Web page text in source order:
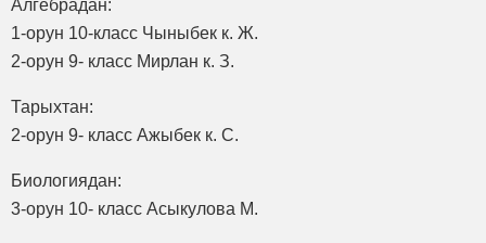
Алгебрадан:
1-орун 10-класс Чыныбек к. Ж.
2-орун 9- класс Мирлан к. З.
Тарыхтан:
2-орун 9- класс Ажыбек к. С.
Биологиядан:
3-орун 10- класс Асыкулова М.